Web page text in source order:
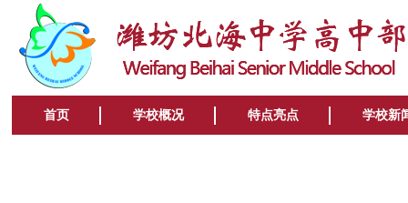
首页 学校概况 特点亮点 学校新